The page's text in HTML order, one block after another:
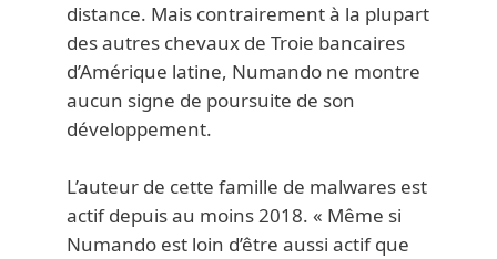
distance. Mais contrairement à la plupart
des autres chevaux de Troie bancaires
d’Amérique latine, Numando ne montre
aucun signe de poursuite de son
développement.
L’auteur de cette famille de malwares est
actif depuis au moins 2018. « Même si
Numando est loin d’être aussi actif que